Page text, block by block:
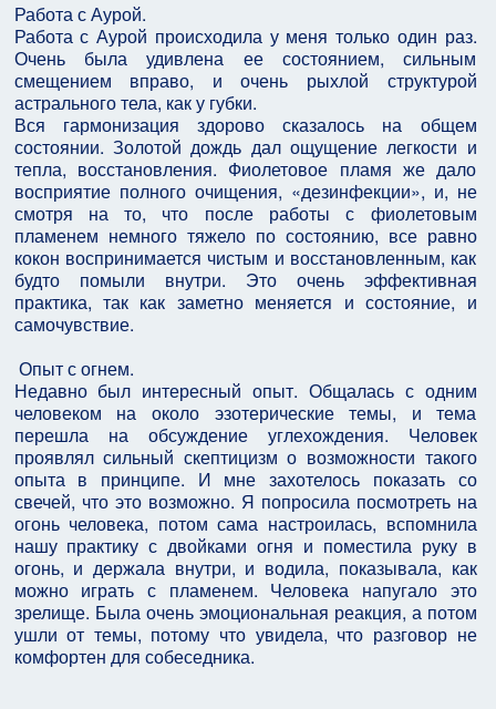
Работа с Аурой.
Работа с Аурой происходила у меня только один раз.
Очень была удивлена ее состоянием, сильным
смещением вправо, и очень рыхлой структурой
астрального тела, как у губки.
Вся гармонизация здорово сказалось на общем
состоянии. Золотой дождь дал ощущение легкости и
тепла, восстановления. Фиолетовое пламя же дало
восприятие полного очищения, «дезинфекции», и, не
смотря на то, что после работы с фиолетовым
пламенем немного тяжело по состоянию, все равно
кокон воспринимается чистым и восстановленным, как
будто помыли внутри. Это очень эффективная
практика, так как заметно меняется и состояние, и
самочувствие.
Опыт с огнем.
Недавно был интересный опыт. Общалась с одним
человеком на около эзотерические темы, и тема
перешла на обсуждение углехождения. Человек
проявлял сильный скептицизм о возможности такого
опыта в принципе. И мне захотелось показать со
свечей, что это возможно. Я попросила посмотреть на
огонь человека, потом сама настроилась, вспомнила
нашу практику с двойками огня и поместила руку в
огонь, и держала внутри, и водила, показывала, как
можно играть с пламенем. Человека напугало это
зрелище. Была очень эмоциональная реакция, а потом
ушли от темы, потому что увидела, что разговор не
комфортен для собеседника.